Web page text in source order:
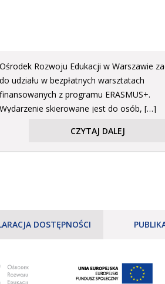
Ośrodek Rozwoju Edukacji w Warszawie
do udziału w bezpłatnych warsztatach
finansowanych z programu ERASMUS+.
Wydarzenie skierowane jest do osób, […]
CZYTAJ DALEJ
DOSTĘPNOŚCI